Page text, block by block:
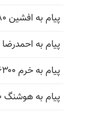
پیام به افشین ۷۸۰ تهران
پیام به احمدرضا ۱۹۷۰ اصفهان
پیام به خرم ۶۳۰۰ شیراز
پیام به هوشنگ ۵۴۰ مشهد